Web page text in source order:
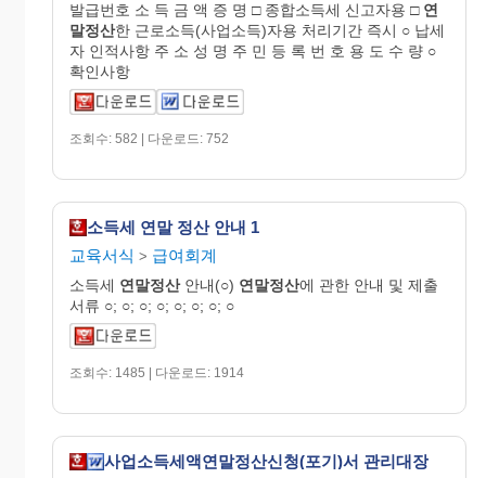
발급번호 소 득 금 액 증 명 □ 종합소득세 신고자용 □ 연
말정산한 근로소득(사업소득)자용 처리기간 즉시 ○ 납세
자 인적사항 주 소 성 명 주 민 등 록 번 호 용 도 수 량 ○
확인사항
조회수: 582 | 다운로드: 752
소득세 연말 정산 안내 1
교육서식 > 급여회계
소득세 연말정산안내(○) 연말정산에 관한 안내 및 제출
서류 ○; ○; ○; ○; ○; ○; ○; ○
조회수: 1485 | 다운로드: 1914
사업소득세액연말정산신청(포기)서 관리대장